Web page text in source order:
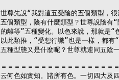
世尊先說“我對這五受陰的五個類型，
五個類型，陰有什麼類型？世尊說陰有
的離等”五種變化。以色來說，那就是“
以此類推，“受想行識”也是一樣，都
五種型態又是什麼呢？世尊就連同五陰
＝＝＝＝＝＝＝＝＝＝＝＝＝＝＝＝＝
云何色如實知。諸所有色。一切四大及